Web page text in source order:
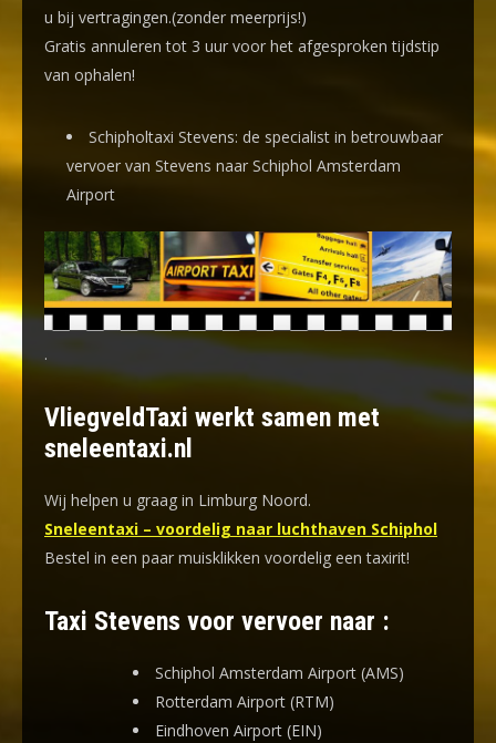
u bij vertragingen.(zonder meerprijs!)
Gratis annuleren tot 3 uur voor het afgesproken tijdstip
van ophalen!
Schipholtaxi Stevens: de specialist in betrouwbaar
vervoer van Stevens naar Schiphol Amsterdam
Airport
.
VliegveldTaxi werkt samen met
sneleentaxi.nl
Wij helpen u graag in Limburg Noord.
Sneleentaxi – voordelig naar luchthaven Schiphol
Bestel in een paar muisklikken voordelig een taxirit!
Taxi Stevens voor vervoer naar :
Schiphol Amsterdam Airport (AMS)
Rotterdam Airport (RTM)
Eindhoven Airport (EIN)